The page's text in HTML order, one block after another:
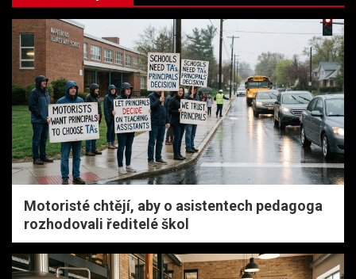
Motoristé chtějí, aby o asistentech pedagoga
rozhodovali ředitelé škol